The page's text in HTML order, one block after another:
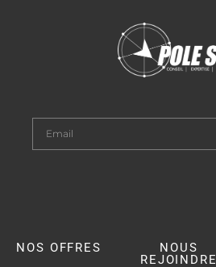
NOS OFFRES
NOUS
REJOINDRE